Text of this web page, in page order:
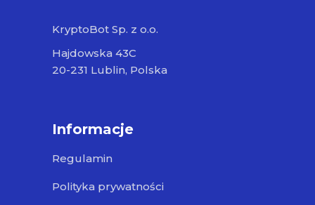
KryptoBot Sp. z o.o.
Hajdowska 43C
20-231 Lublin, Polska
Informacje
Regulamin
Polityka prywatności